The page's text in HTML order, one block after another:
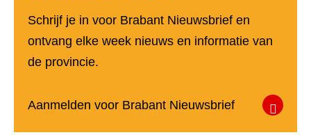
Schrijf je in voor Brabant Nieuwsbrief en
ontvang elke week nieuws en informatie van
de provincie.
Aanmelden voor Brabant Nieuwsbrief(verwijst